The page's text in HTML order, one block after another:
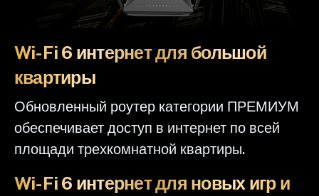
Wi-Fi 6 интернет для большой
квартиры
Обновленный роутер категории ПРЕМИУМ
обеспечивает доступ в интернет по всей
площади трехкомнатной квартиры.
Wi-Fi 6 интернет для новых игр и